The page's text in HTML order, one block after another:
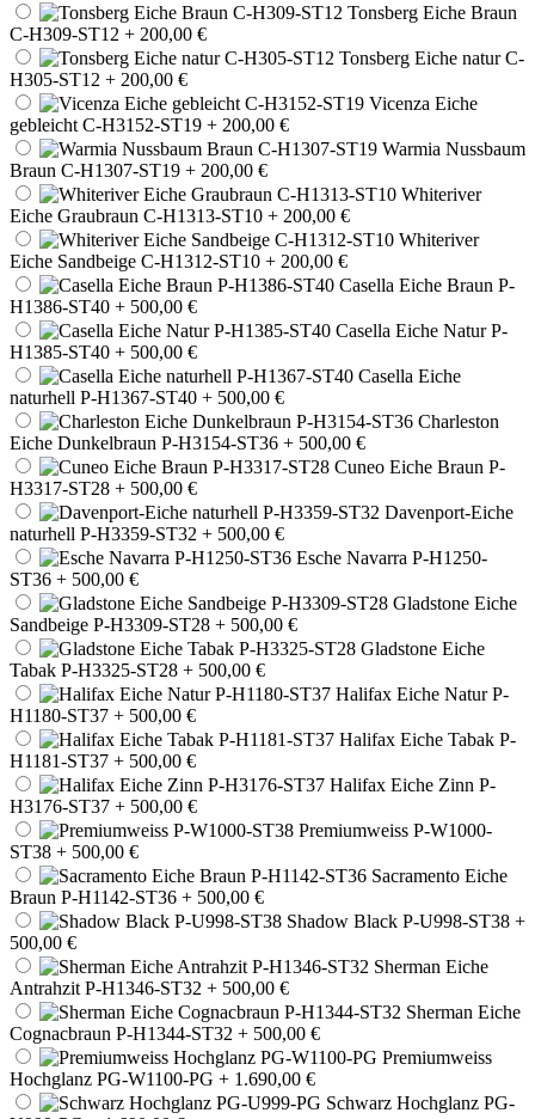
Tonsberg Eiche Braun
C-H309-ST12 + 200,00 €
Tonsberg Eiche natur C-
H305-ST12 + 200,00 €
Vicenza Eiche
gebleicht C-H3152-ST19 + 200,00 €
Warmia Nussbaum
Braun C-H1307-ST19 + 200,00 €
Whiteriver
Eiche Graubraun C-H1313-ST10 + 200,00 €
Whiteriver
Eiche Sandbeige C-H1312-ST10 + 200,00 €
Casella Eiche Braun P-
H1386-ST40 + 500,00 €
Casella Eiche Natur P-
H1385-ST40 + 500,00 €
Casella Eiche
naturhell P-H1367-ST40 + 500,00 €
Charleston
Eiche Dunkelbraun P-H3154-ST36 + 500,00 €
Cuneo Eiche Braun P-
H3317-ST28 + 500,00 €
Davenport-Eiche
naturhell P-H3359-ST32 + 500,00 €
Esche Navarra P-H1250-
ST36 + 500,00 €
Gladstone Eiche
Sandbeige P-H3309-ST28 + 500,00 €
Gladstone Eiche
Tabak P-H3325-ST28 + 500,00 €
Halifax Eiche Natur P-
H1180-ST37 + 500,00 €
Halifax Eiche Tabak P-
H1181-ST37 + 500,00 €
Halifax Eiche Zinn P-
H3176-ST37 + 500,00 €
Premiumweiss P-W1000-
ST38 + 500,00 €
Sacramento Eiche
Braun P-H1142-ST36 + 500,00 €
Shadow Black P-U998-ST38 +
500,00 €
Sherman Eiche
Antrahzit P-H1346-ST32 + 500,00 €
Sherman Eiche
Cognacbraun P-H1344-ST32 + 500,00 €
Premiumweiss
Hochglanz PG-W1100-PG + 1.690,00 €
Schwarz Hochglanz PG-